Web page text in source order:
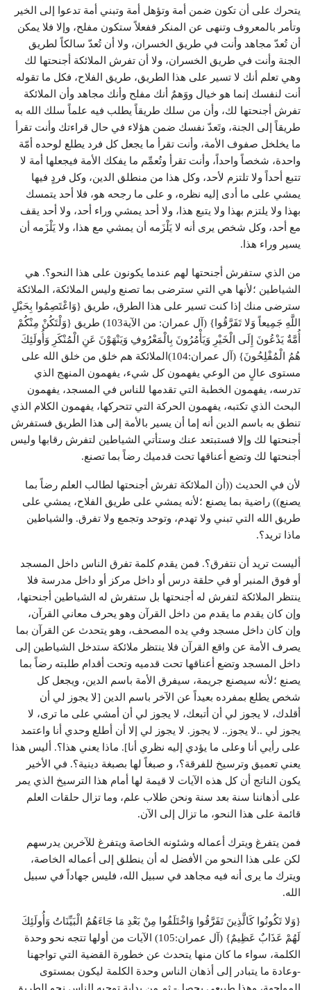
يتحرك على أن تكون ضمن أمة وتؤهل أمة وتبني أمة تدعوا إلى الخير
وتأمر بالمعروف وتنهى عن المنكر ففعلاً ستكون مفلح، وإلا فلا يمكن
أن تُعدّ مجاهد وأنت في طريق الخسران، ولا أن تُعدّ سالكاً لطريق
الجنة وأنت في طريق الخسران، ولا أن تفرش الملائكة أجنحتها لك
وهي تعلم أنك لا تسير على هذا الطريق، طريق الفلاح، فكل ما تقوله
أنت لنفسك إنما هو خيال ووَهمٌ أنك مفلح وأنك مجاهد وأن الملائكة
تفرش أجنحتها لك، وأن من سلك طريقاً يطلب فيه علماً سلك الله به
طريقاً إلى الجنة، وتَعدّ نفسك ضمن هؤلاء في حال قراءتك وأنت تقرأ
ما يخلخل صفوف الأمة، وأنت تقرأ ما يجعل كل فرد يطلع لوحده أمّة
واحدة، شخصاً واحداً، وأنت تقرأ وتُعمِّم ما يفكك الأمة فيجعلها أمة لا
تتبع أحداً ولا تلتزم لأحد، وكل هذا من منطلق الدين، وكل فردٍ فيها
يمشي على ما أدى إليه نظره، و على ما رجحه هو، فلا أحد يتمسك
بهذا ولا يلتزم بهذا ولا يتبع هذا، ولا أحد يمشي وراء أحد، ولا أحد يقف
مع أحد، وكل شخص يرى أنه لا يَلْزَمه أن يمشي مع هذا، ولا يَلْزَمه أن
يسير وراء هذا.
من الذي ستفرش أجنحتها لهم عندما يكونون على هذا النحو؟. هي
الشياطين ؛لأنها هي التي سترضى بما تصنع وليس الملائكة، الملائكة
سترضى منك إذا كنت تسير على هذا الطرق، طريق {وَاعْتَصِمُوا بِحَبْلِ
اللَّهِ جَمِيعاً وَلا تَفَرَّقُوا} (آل عمران: من الآية103) طريق {وَلْتَكُنْ مِنْكُمْ
أُمَّةٌ يَدْعُونَ إِلَى الْخَيْرِ وَيَأْمُرُونَ بِالْمَعْرُوفِ وَيَنْهَوْنَ عَنِ الْمُنْكَرِ وَأُولَئِكَ
هُمُ الْمُفْلِحُونَ} (آل عمران:104)الملائكة هم خلق من خلق الله على
مستوى عالٍ من الوعي يفهمون كل شيء، يفهمون المنهج الذي
تدرسه، يفهمون الخطبة التي تقدمها للناس في المسجد، يفهمون
البحث الذي تكتبه، يفهمون الحركة التي تتحركها، يفهمون الكلام الذي
تنطق به باسم الدين أنه إما أن يسير بالأمة إلى هذا الطريق فستفرش
أجنحتها لك وإلا فستبتعد عنك وستأتي الشياطين لتفرش رقابها وليس
أجنحتها لك وتضع أعناقها تحت قدميك رضاً بما تصنع.
لأن في الحديث ((أن الملائكة تفرش أجنحتها لطالب العلم رضاً بما
يصنع)) راضية بما يصنع ؛لأنه يمشي على طريق الفلاح، يمشي على
طريق الله التي تبني ولا تهدم، وتوحد وتجمع ولا تفرق. والشياطين
ماذا تريد؟.
أليست تريد أن نتفرق؟. فمن يقدم كلمة تفرق الناس داخل المسجد
أو فوق المنبر أو في حلقة درس أو داخل مركز أو داخل مدرسة فلا
ينتظر الملائكة لتفرش له أجنحتها بل ستفرش له الشياطين أجنحتها،
وإن كان يقدم ما يقدم من داخل القرآن وهو يحرف معاني القرآن،
وإن كان داخل مسجد وفي يده المصحف، وهو يتحدث عن القرآن بما
يصرف الأمة عن واقع القرآن فلا ينتظر ملائكة ستدخل الشياطين إلى
داخل المسجد وتضع أعناقها تحت قدميه وتحت أقدام طلبته رضاً بما
يصنع ؛لأنه سيصنع جريمة، سيفرق الأمة باسم الدين، ويجعل كل
شخص يطلع بمفرده بعيداً عن الآخر باسم الدين [لا يجوز لي أن
أقلدك، لا يجوز لي أن أتبعك، لا يجوز لي أن أمشي على ما ترى، لا
يجوز لي ..لا يجوز.. لا يجوز. لا يجوز لي إلا أن أطلع وحدي أنا واعتمد
على رأيي أنا وعلى ما يؤدي إليه نظري أنا]. ماذا يعني هذا؟. أليس هذا
يعني تعميق وترسيخ للفرقة؟، و صبغاً لها بصبغة دينية؟. في الأخير
يكون الناتج أن كل هذه الآيات لا قيمة لها أمام هذا الترسيخ الذي يمر
على أذهاننا سنة بعد سنة ونحن طلاب علم، وما تزال حلقات العلم
قائمة على هذا النحو، ما تزال إلى الآن.
فمن يتفرغ ويترك أعماله وشئونه الخاصة ويتفرغ للآخرين يدرسهم
لكن على هذا النحو من الأفضل له أن ينطلق إلى أعماله الخاصة،
ويترك ما يرى أنه فيه مجاهد في سبيل الله، فليس جهاداً في سبيل
الله.
{وَلا تَكُونُوا كَالَّذِينَ تَفَرَّقُوا وَاخْتَلَفُوا مِنْ بَعْدِ مَا جَاءَهُمُ الْبَيِّنَاتُ وَأُولَئِكَ
لَهُمْ عَذَابٌ عَظِيمٌ} (آل عمران:105) الآيات من أولها تتجه نحو وحدة
الكلمة، سواء ما كان منها يتحدث عن خطورة القضية التي تواجهنا
-وعادة ما يتبادر إلى أذهان الناس وحدة الكلمة ليكون بمستوى
المواجهة، وهذا طبيعي يحصل- ثم من بداية توجيه الناس نحو الطريق